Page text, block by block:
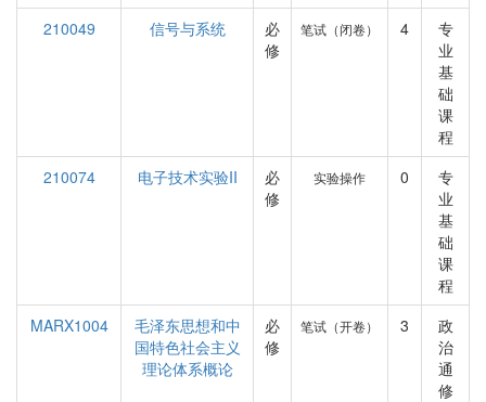
210049
信号与系统
必
修
笔试（闭卷） 4
专
业
基
础
课
程
210074
电子技术实验II
必
修
实验操作 0
专
业
基
础
课
程
MARX1004
毛泽东思想和中
国特色社会主义
理论体系概论
必
修
笔试（开卷） 3
政
治
通
修